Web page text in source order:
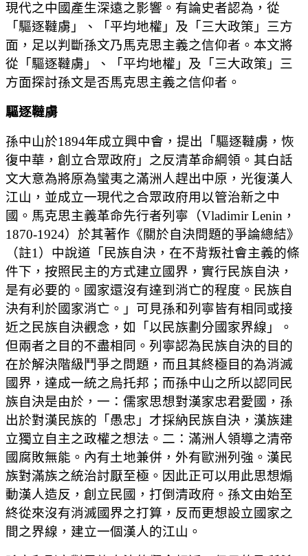
現代之中國產生深遠之影響。有論史者認為，從
「驅逐韃虜」、「平均地權」及「三大政策」三方
面，足以判斷孫文乃馬克思主義之信仰者。本文將
從「驅逐韃虜」、「平均地權」及「三大政策」三
方面探討孫文是否馬克思主義之信仰者。
驅逐韃虜
孫中山於1894年成立興中會，提出「驅逐韃虜，恢
復中華，創立合眾政府」之反清革命綱領。其白話
文大意為將原為蠻夷之滿洲人趕出中原，光復漢人
江山，並成立一現代之合眾政府用以管治新之中
國。馬克思主義革命先行者列寧（Vladimir Lenin，
1870-1924）於其著作《關於自決問題的爭論總結》
（註1）中說道「民族自決，在不背叛社會主義的條
件下，按照民主的方式建立國界，實行民族自決，
是有必要的。國家還沒有達到消亡的程度。民族自
決有利於國家消亡。」可見孫和列寧皆有相同或接
近之民族自決觀念，如「以民族劃分國家界線」。
但兩者之目的不盡相同。列寧認為民族自決的目的
在於解決階級鬥爭之問題，而且其終極目的為消滅
國界，達成一統之烏托邦；而孫中山之所以認同民
族自決是由於，一：儒家思想對漢家忠君愛國，孫
出於對漢民族的「愚忠」才採納民族自決，漢族建
立獨立自主之政權之想法。二：滿洲人領導之清帝
國腐敗無能。內有土地兼併，外有歐洲列強。漢民
族對滿族之統治討厭至極。因此正可以用此思想煽
動漢人造反，創立民國，打倒清政府。孫文由始至
終從來沒有消滅國界之打算，反而更想設立國家之
間之界線，建立一個漢人的江山。